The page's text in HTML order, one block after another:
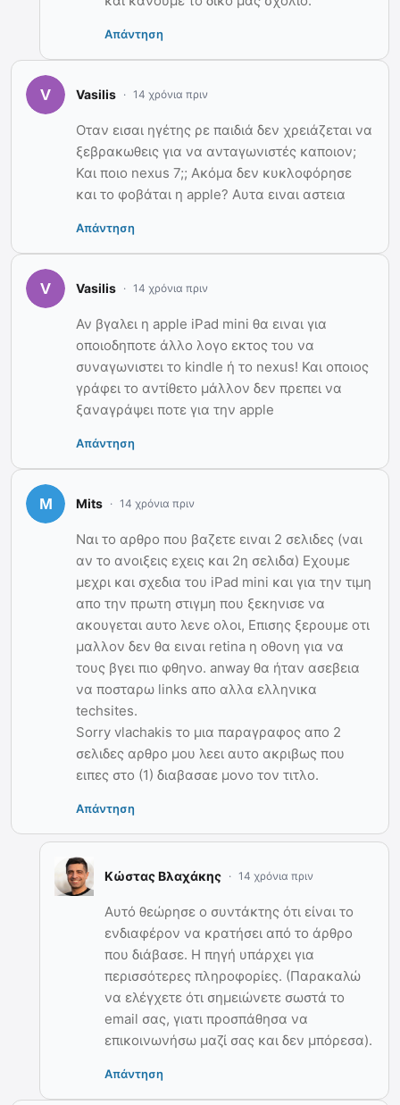
Απάντηση
Vasilis 14 χρόνια πριν
Οταν εισαι ηγέτης ρε παιδιά δεν χρειάζεται να
ξεβρακωθεις για να ανταγωνιστές καποιον;
Και ποιο nexus 7;; Ακόμα δεν κυκλοφόρησε
και το φοβάται η apple? Αυτα ειναι αστεια
Απάντηση
Vasilis 14 χρόνια πριν
Αν βγαλει η apple iPad mini θα ειναι για
οποιοδηποτε άλλο λογο εκτος του να
συναγωνιστει το kindle ή το nexus! Και οποιος
γράφει το αντίθετο μάλλον δεν πρεπει να
ξαναγράψει ποτε για την apple
Απάντηση
Mits 14 χρόνια πριν
Ναι το αρθρο που βαζετε ειναι 2 σελιδες (ναι
αν το ανοιξεις εχεις και 2η σελιδα) Εχουμε
μεχρι και σχεδια του iPad mini και για την τιμη
απο την πρωτη στιγμη που ξεκηνισε να
ακουγεται αυτο λενε ολοι, Επισης ξερουμε οτι
μαλλον δεν θα ειναι retina η οθονη για να
τους βγει πιο φθηνο. anway θα ήταν ασεβεια
να ποσταρω links απο αλλα ελληνικα
techsites.
Sorry vlachakis το μια παραγραφος απο 2
σελιδες αρθρο μου λεει αυτο ακριβως που
ειπες στο (1) διαβασαε μονο τον τιτλο.
Απάντηση
Κώστας Βλαχάκης 14 χρόνια πριν
Αυτό θεώρησε ο συντάκτης ότι είναι το
ενδιαφέρον να κρατήσει από το άρθρο
που διάβασε. Η πηγή υπάρχει για
περισσότερες πληροφορίες. (Παρακαλώ
να ελέγχετε ότι σημειώνετε σωστά το
email σας, γιατι προσπάθησα να
επικοινωνήσω μαζί σας και δεν μπόρεσα).
Απάντηση